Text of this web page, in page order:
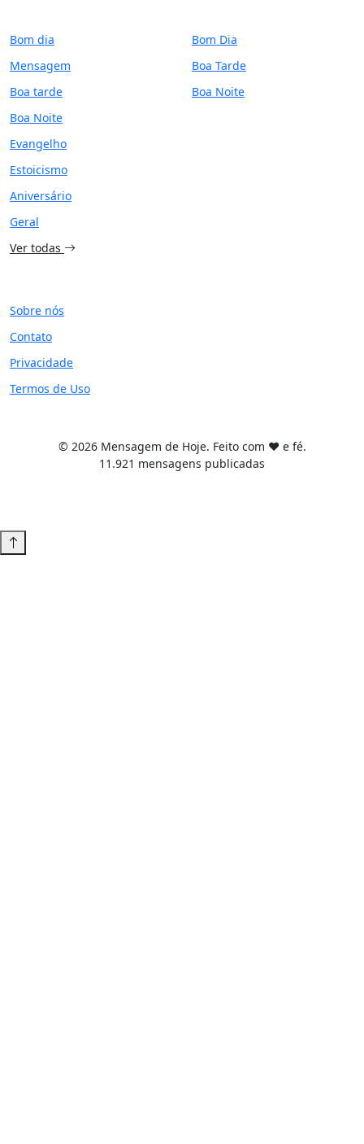
Bom dia
Mensagem
Boa tarde
Boa Noite
Evangelho
Estoicismo
Aniversário
Geral
Ver todas
Bom Dia
Boa Tarde
Boa Noite
Sobre nós
Contato
Privacidade
Termos de Uso
© 2026 Mensagem de Hoje. Feito com ❤️ e fé.
11.921 mensagens publicadas